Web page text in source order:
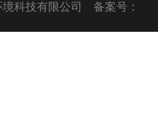
科技有限公司 备案号：